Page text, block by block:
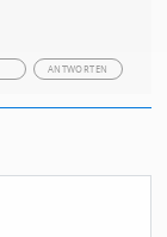
ANTWORTEN